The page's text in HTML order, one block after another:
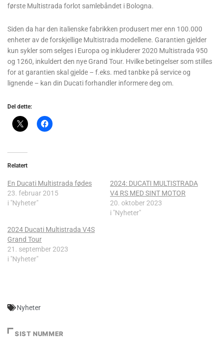
første Multistrada forlot samlebåndet i Bologna.
Siden da har den italienske fabrikken produsert mer enn 100.000
enheter av de forskjellige Multistrada modellene. Garantien gjelder
kun sykler som selges i Europa og inkluderer 2020 Multistrada 950
og 1260, inkuldert den nye Grand Tour. Hvilke betingelser som stilles
for at garantien skal gjelde – f.eks. med tanbke på service og
lignende – kan din Ducati forhandler informere deg om.
Del dette:
Relatert
En Ducati Multistrada fødes
23. februar 2015
i "Nyheter"
2024: DUCATI MULTISTRADA
V4 RS MED SINT MOTOR
20. oktober 2023
i "Nyheter"
2024 Ducati Multistrada V4S
Grand Tour
21. september 2023
i "Nyheter"
Nyheter
SIST NUMMER